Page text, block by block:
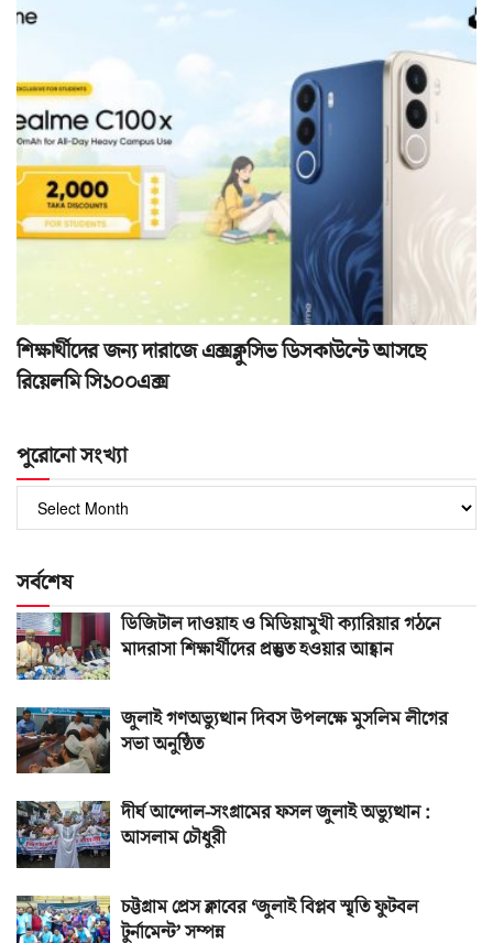
শিক্ষার্থীদের জন্য দারাজে এক্সক্লুসিভ ডিসকাউন্টে আসছে
রিয়েলমি সি১০০এক্স
পুরোনো সংখ্যা
সংখ্যা
সর্বশেষ
ডিজিটাল দাওয়াহ ও মিডিয়ামুখী ক্যারিয়ার গঠনে
মাদরাসা শিক্ষার্থীদের প্রস্তুত হওয়ার আহ্বান
জুলাই গণঅভ্যুত্থান দিবস উপলক্ষে মুসলিম লীগের
সভা অনুষ্ঠিত
দীর্ঘ আন্দোল-সংগ্রামের ফসল জুলাই অভ্যুত্থান :
আসলাম চৌধুরী
চট্টগ্রাম প্রেস ক্লাবের ‘জুলাই বিপ্লব স্মৃতি ফুটবল
টুর্নামেন্ট’ সম্পন্ন